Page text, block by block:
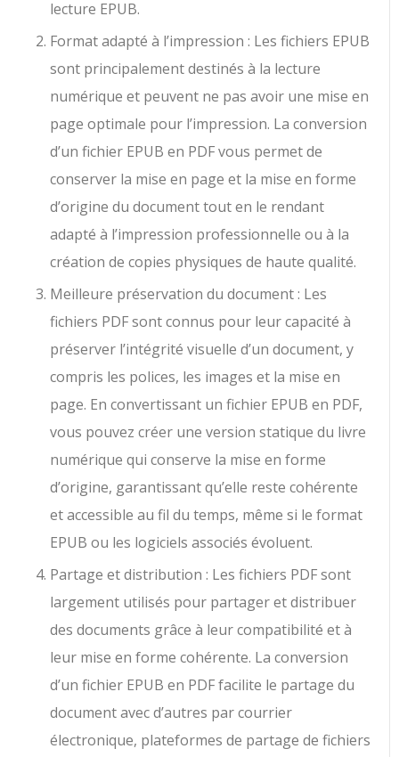
lecture EPUB.
Format adapté à l’impression : Les fichiers EPUB
sont principalement destinés à la lecture
numérique et peuvent ne pas avoir une mise en
page optimale pour l’impression. La conversion
d’un fichier EPUB en PDF vous permet de
conserver la mise en page et la mise en forme
d’origine du document tout en le rendant
adapté à l’impression professionnelle ou à la
création de copies physiques de haute qualité.
Meilleure préservation du document : Les
fichiers PDF sont connus pour leur capacité à
préserver l’intégrité visuelle d’un document, y
compris les polices, les images et la mise en
page. En convertissant un fichier EPUB en PDF,
vous pouvez créer une version statique du livre
numérique qui conserve la mise en forme
d’origine, garantissant qu’elle reste cohérente
et accessible au fil du temps, même si le format
EPUB ou les logiciels associés évoluent.
Partage et distribution : Les fichiers PDF sont
largement utilisés pour partager et distribuer
des documents grâce à leur compatibilité et à
leur mise en forme cohérente. La conversion
d’un fichier EPUB en PDF facilite le partage du
document avec d’autres par courrier
électronique, plateformes de partage de fichiers